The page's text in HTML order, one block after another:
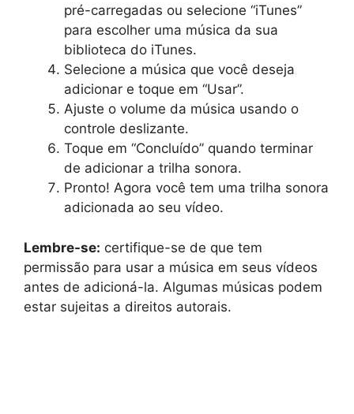
pré-carregadas ou selecione “iTunes”
para escolher uma música da sua
biblioteca do iTunes.
Selecione a música que você deseja
adicionar e toque em “Usar”.
Ajuste o volume da música usando o
controle deslizante.
Toque em “Concluído” quando terminar
de adicionar a trilha sonora.
Pronto! Agora você tem uma trilha sonora
adicionada ao seu vídeo.
Lembre-se: certifique-se de que tem
permissão para usar a música em seus vídeos
antes de adicioná-la. Algumas músicas podem
estar sujeitas a direitos autorais.